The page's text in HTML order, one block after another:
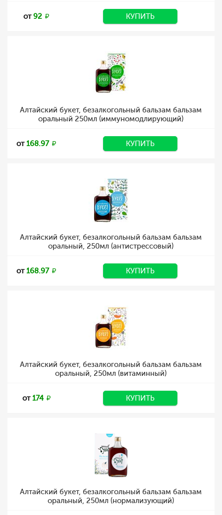
от92 КУПИТЬ
Алтайский букет, безалкогольный бальзам бальзам
оральный 250мл (иммуномодлирующий)
от168.97 КУПИТЬ
Алтайский букет, безалкогольный бальзам бальзам
оральный, 250мл (антистрессовый)
от168.97 КУПИТЬ
Алтайский букет, безалкогольный бальзам бальзам
оральный, 250мл (витаминный)
от174 КУПИТЬ
Алтайский букет, безалкогольный бальзам бальзам
оральный, 250мл (нормализующий)